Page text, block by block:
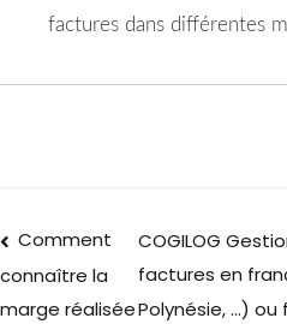
factures dans différentes
Comment
connaître la
marge réalisée
COGILOG
factures en
Polynésie, …) ou